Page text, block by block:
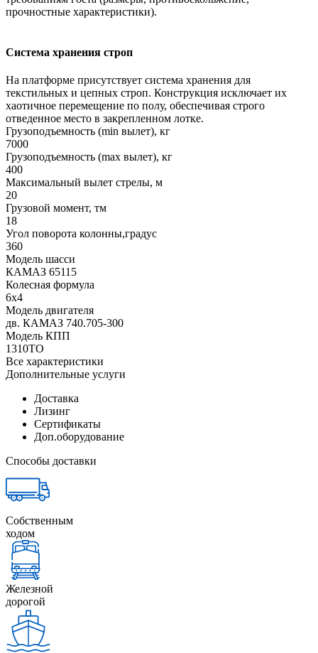
прочностные характеристики).
Система хранения строп
На платформе присутствует система хранения для
текстильных и цепных строп. Конструкция исключает их
хаотичное перемещение по полу, обеспечивая строго
отведенное место в закрепленном лотке.
Грузоподъемность (min вылет), кг
7000
Грузоподъемность (max вылет), кг
400
Максимальный вылет стрелы, м
20
Грузовой момент, тм
18
Угол поворота колонны,градус
360
Модель шасси
КАМАЗ 65115
Колесная формула
6x4
Модель двигателя
дв. КАМАЗ 740.705-300
Модель КПП
1310TO
Все характеристики
Дополнительные услуги
Доставка
Лизинг
Сертификаты
Доп.оборудование
Способы доставки
Собственным
ходом
Железной
дорогой